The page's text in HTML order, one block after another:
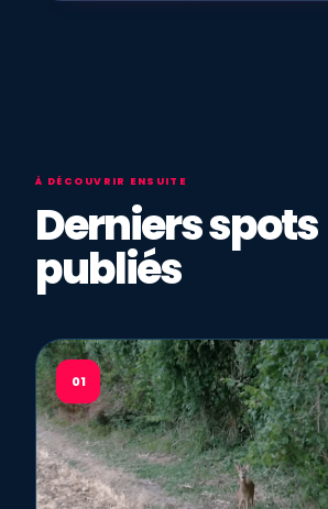
À DÉCOUVRIR ENSUITE
Derniers spots
publiés
01